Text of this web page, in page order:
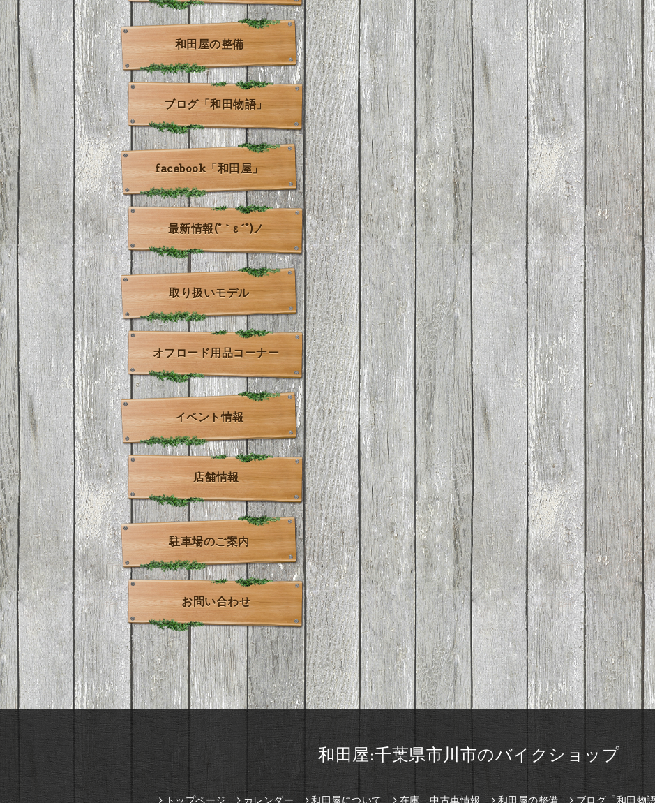
和田屋の整備
ブログ「和田物語」
facebook「和田屋」
最新情報(*｀ε´*)ノ
取り扱いモデル
オフロード用品コーナー
イベント情報
店舗情報
駐車場のご案内
お問い合わせ
和田屋:千葉県市川市のバイクショップ
トップページ カレンダー 和田屋について 在庫、中古車情報 和田屋の整備 ブログ「和田物語